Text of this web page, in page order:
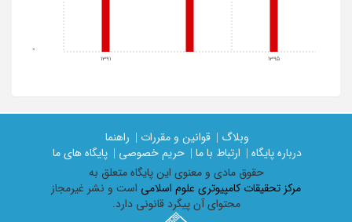
1391 1395
0
وبلاگ | قوانین و مقررات |
راهنما
درباره پایگاه |
ارتباط با ما | حریم خصوصی |
پایگاه های ما
حقوق مادی و معنوی اين پايگاه متعلق به
مرکز تحقیقات کامپیوتری علوم اسلامی است و نشر غیرمجاز
محتوای آن پیگرد قانونی دارد.